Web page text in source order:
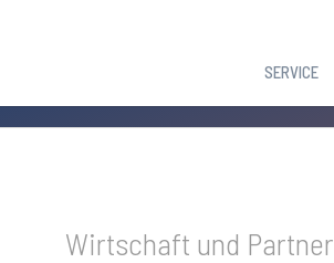
SERVICE
Wirtschaft und Partner